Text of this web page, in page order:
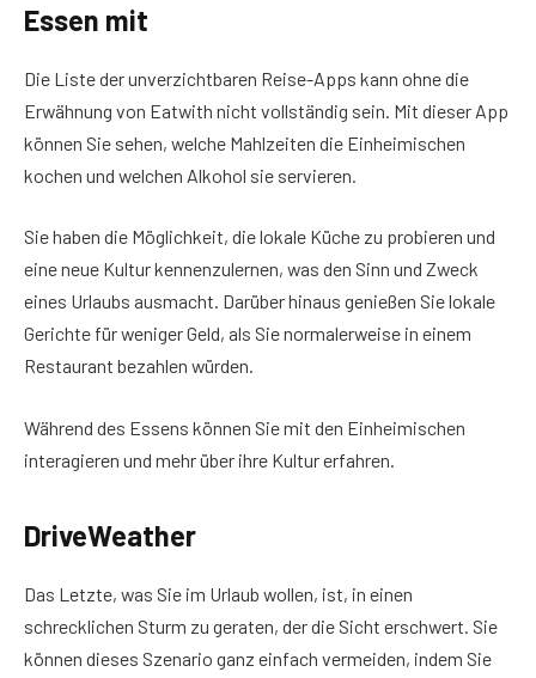
Essen mit
Die Liste der unverzichtbaren Reise-Apps kann ohne die
Erwähnung von Eatwith nicht vollständig sein. Mit dieser App
können Sie sehen, welche Mahlzeiten die Einheimischen
kochen und welchen Alkohol sie servieren.
Sie haben die Möglichkeit, die lokale Küche zu probieren und
eine neue Kultur kennenzulernen, was den Sinn und Zweck
eines Urlaubs ausmacht. Darüber hinaus genießen Sie lokale
Gerichte für weniger Geld, als Sie normalerweise in einem
Restaurant bezahlen würden.
Während des Essens können Sie mit den Einheimischen
interagieren und mehr über ihre Kultur erfahren.
DriveWeather
Das Letzte, was Sie im Urlaub wollen, ist, in einen
schrecklichen Sturm zu geraten, der die Sicht erschwert. Sie
können dieses Szenario ganz einfach vermeiden, indem Sie